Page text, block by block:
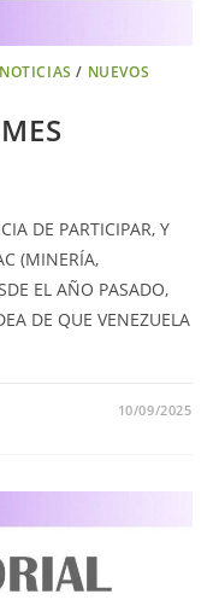
NOTICIAS / NUEVOS
DE PARTICIPAR, Y
(MINERÍA,
EL AÑO PASADO,
DE QUE VENEZUELA
10/09/2025